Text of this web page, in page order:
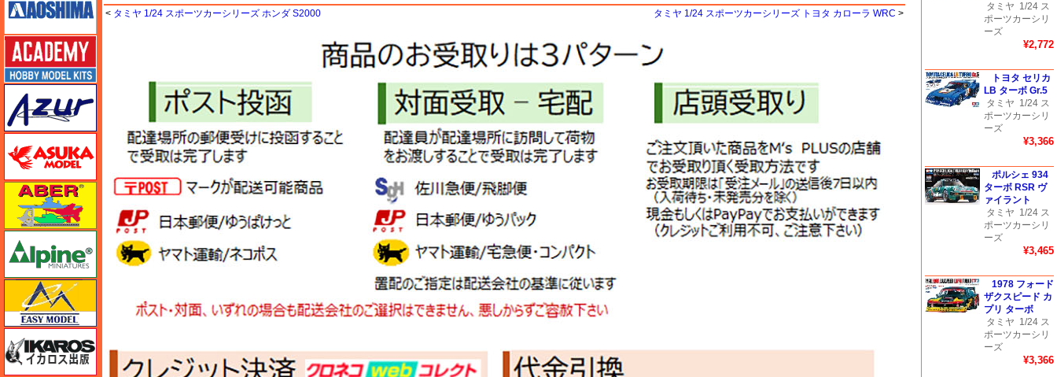
< タミヤ 1/24 スポーツカーシリーズ ホンダ S2000 タミヤ 1/24 スポーツカーシリーズ トヨタ カローラ WRC >
タミヤ 1/24 ス
ポーツカーシリ
ーズ
¥2,772
トヨタ セリカ
LB ターボ Gr.5
タミヤ 1/24 ス
ポーツカーシリ
ーズ
¥3,366
ポルシェ 934
ターボ RSR ヴ
ァイラント
タミヤ 1/24 ス
ポーツカーシリ
ーズ
¥3,465
1978 フォード
ザクスピード カ
プリ ターボ
タミヤ 1/24 ス
ポーツカーシリ
ーズ
¥3,366
アスカモデル
アベール
アルパイン